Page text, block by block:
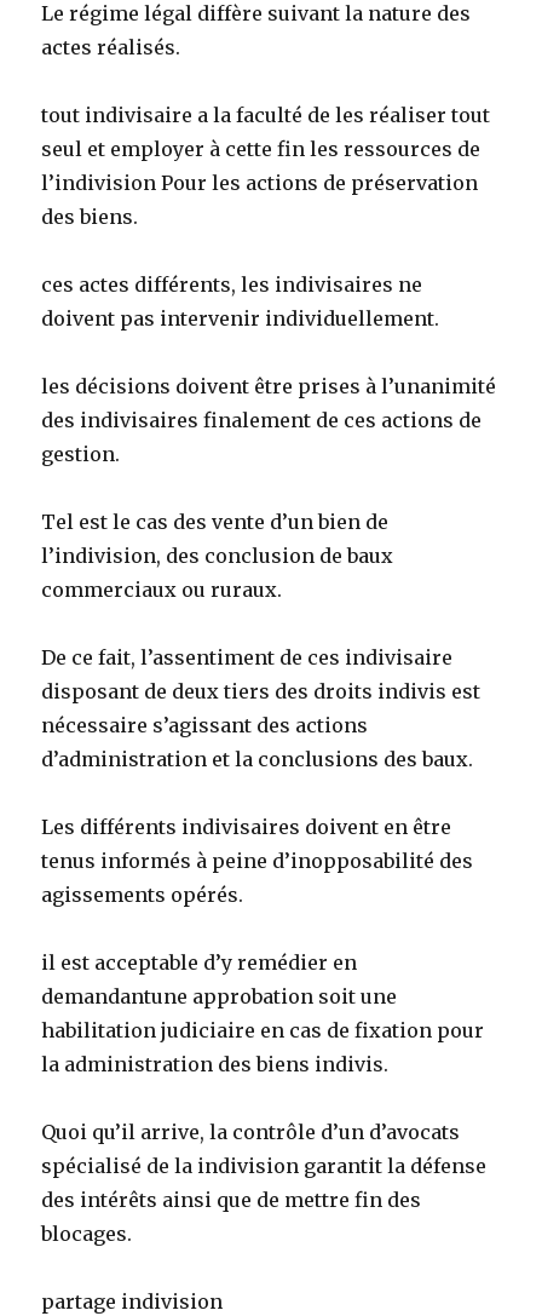
Le régime légal diffère suivant la nature des
actes réalisés.
tout indivisaire a la faculté de les réaliser tout
seul et employer à cette fin les ressources de
l’indivision Pour les actions de préservation
des biens.
ces actes différents, les indivisaires ne
doivent pas intervenir individuellement.
les décisions doivent être prises à l’unanimité
des indivisaires finalement de ces actions de
gestion.
Tel est le cas des vente d’un bien de
l’indivision, des conclusion de baux
commerciaux ou ruraux.
De ce fait, l’assentiment de ces indivisaire
disposant de deux tiers des droits indivis est
nécessaire s’agissant des actions
d’administration et la conclusions des baux.
Les différents indivisaires doivent en être
tenus informés à peine d’inopposabilité des
agissements opérés.
il est acceptable d’y remédier en
demandantune approbation soit une
habilitation judiciaire en cas de fixation pour
la administration des biens indivis.
Quoi qu’il arrive, la contrôle d’un d’avocats
spécialisé de la indivision garantit la défense
des intérêts ainsi que de mettre fin des
blocages.
partage indivision